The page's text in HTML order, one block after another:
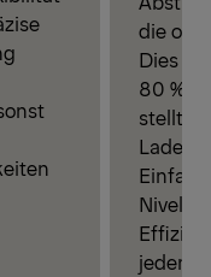
die
Dies
80 %,
stellt
jeder